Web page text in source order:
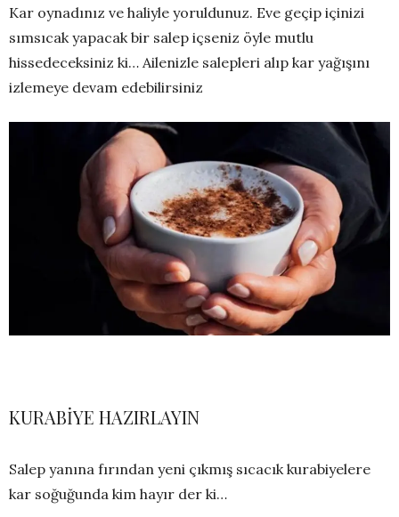
Kar oynadınız ve haliyle yoruldunuz. Eve geçip içinizi
sımsıcak yapacak bir salep içseniz öyle mutlu
hissedeceksiniz ki… Ailenizle salepleri alıp kar yağışını
izlemeye devam edebilirsiniz
KURABİYE HAZIRLAYIN
Salep yanına fırından yeni çıkmış sıcacık kurabiyelere
kar soğuğunda kim hayır der ki…